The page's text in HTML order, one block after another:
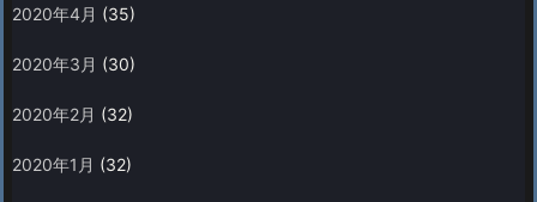
2020年4月 (35)
2020年3月 (30)
2020年2月 (32)
2020年1月 (32)